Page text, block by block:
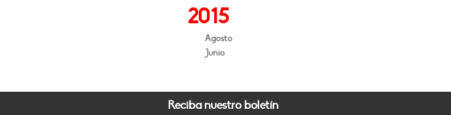
2015
Agosto
Junio
Reciba nuestro boletín